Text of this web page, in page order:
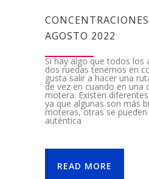
AGOSTO 2022
Si hay algo que todos los
dos ruedas tenemos en
gusta salir a hacer una
de vez en cuando en una
motera. Existen
ya que algunas son más
moteras, otras se
auténtica
READ MORE